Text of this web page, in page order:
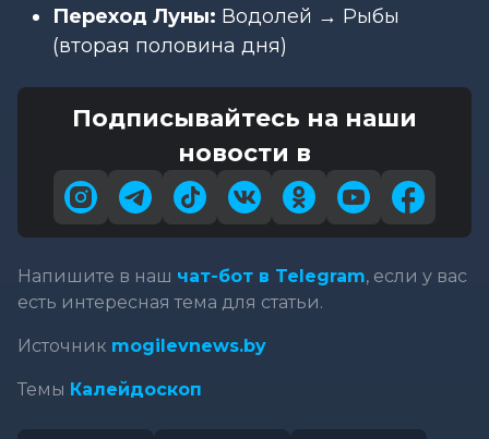
Переход Луны: Водолей → Рыбы
(вторая половина дня)
Подписывайтесь на наши
новости в
Напишите в наш чат-бот в Telegram, если у вас
есть интересная тема для статьи.
Источник mogilevnews.by
Темы Калейдоскоп